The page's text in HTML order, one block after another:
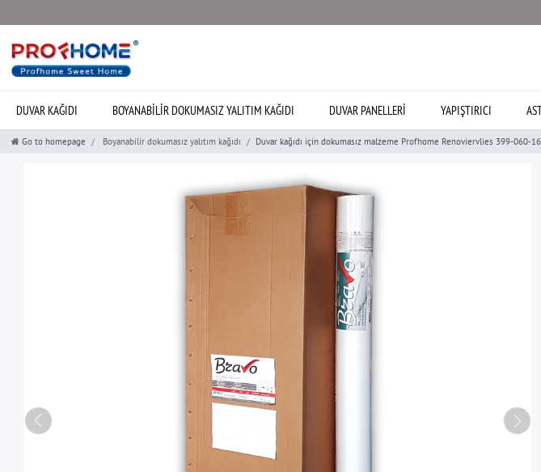
DUVAR KAĞIDI BOYANABILIR DOKUMASIZ YALITIM KAĞIDI DUVAR PANELLERI YAPIŞTIRICI
Go to homepage Boyanabilir dokumasız yalıtım kağıdı Duvar kağıdı için dokumasız malzeme Profhome Renoviervlies 399-060-